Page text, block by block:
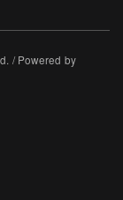
/ Powered by